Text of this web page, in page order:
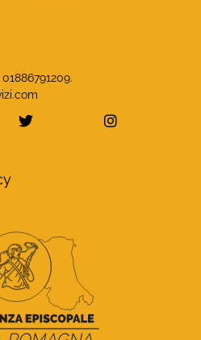
di Monasteri Emilia-
YouTube di
visita la pagina Twitter
visita la